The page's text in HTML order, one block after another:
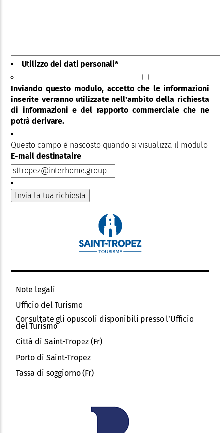
Utilizzo dei dati personali*
Inviando questo modulo, accetto che le informazioni
inserite verranno utilizzate nell'ambito della richiesta
di informazioni e del rapporto commerciale che ne
potrà derivare.
Questo campo è nascosto quando si visualizza il modulo
E-mail destinataire
Note legali
Ufficio del Turismo
Consultate gli opuscoli disponibili presso l’Ufficio
del Turismo
Città di Saint-Tropez (Fr)
Porto di Saint-Tropez
Tassa di soggiorno (Fr)